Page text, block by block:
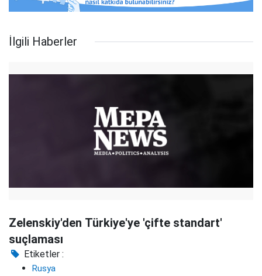
İlgili Haberler
Zelenskiy'den Türkiye'ye 'çifte standart'
suçlaması
Etiketler :
Rusya